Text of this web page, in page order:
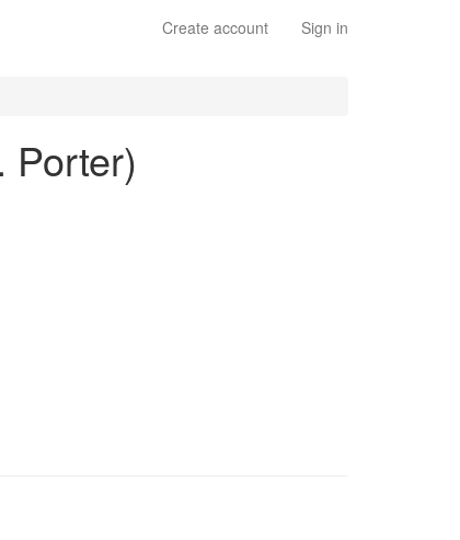
Create account Sign in
Porter)